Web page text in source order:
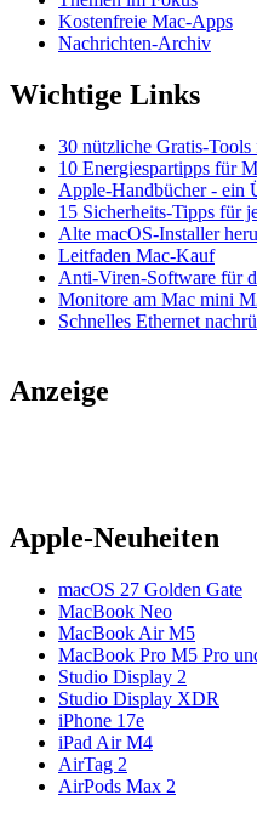
Kostenfreie Mac-Apps
Nachrichten-Archiv
Wichtige Links
30 nützliche Gratis-
10 Energiespartipps für
Apple-Handbücher - ein
15 Sicherheits-Tipps für
Alte macOS-Installer
Leitfaden Mac-Kauf
Anti-Viren-Software für
Monitore am Mac mini
Schnelles Ethernet
Anzeige
Apple-Neuheiten
macOS 27 Golden Gate
MacBook Neo
MacBook Air M5
MacBook Pro M5 Pro
Studio Display 2
Studio Display XDR
iPhone 17e
iPad Air M4
AirTag 2
AirPods Max 2